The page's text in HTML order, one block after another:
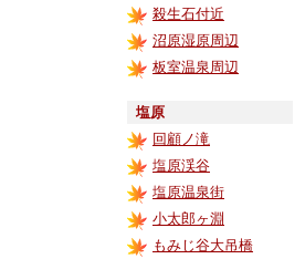
殺生石付近
沼原湿原周辺
板室温泉周辺
塩原
回顧ノ滝
塩原渓谷
塩原温泉街
小太郎ヶ淵
もみじ谷大吊橋